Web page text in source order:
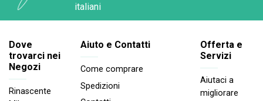
italiani
Dove
trovarci nei
Negozi
Rinascente
Aiuto e Contatti
Come comprare
Spedizioni
Offerta e
Servizi
Aiutaci a
migliorare